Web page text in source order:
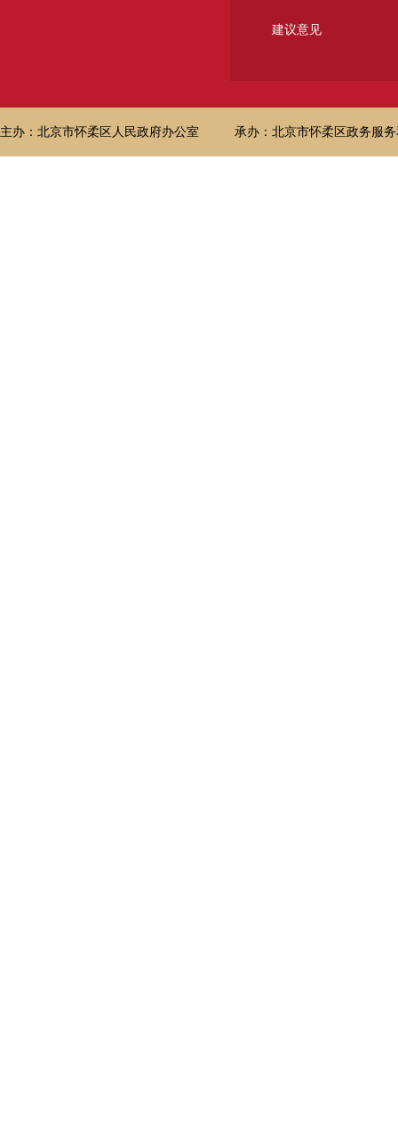
建议意见
主办：北京市怀柔区人民政府办公室 承办：北京市怀柔区政务服